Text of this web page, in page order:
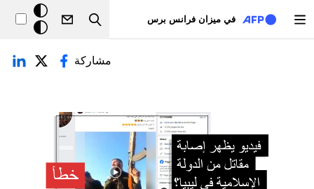
في ميزان فرانس برس
Search
خلفيّة
داكنة
التبويبات الأساسية
مشاركة